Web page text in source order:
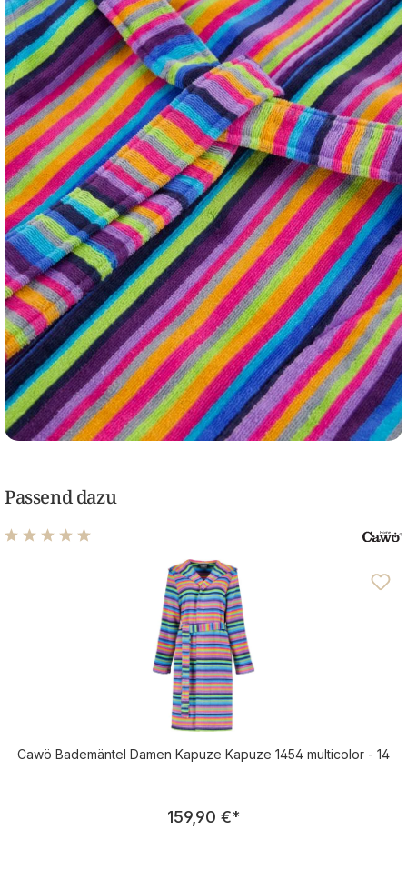
Passend dazu
Durchschnittliche Bewertung von 4.88 von 5 Sternen
Cawö Bademäntel Damen Kapuze Kapuze 1454 multicolor - 14
Regulärer Preis:
159,90 €*